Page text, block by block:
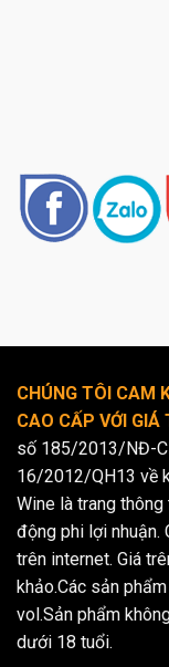
CHÚNG TÔI CAM
CAO CẤP VỚI
số 185/2013/NĐ-
16/2012/QH13 về
Wine là trang
động phi lợi nhuận.
trên internet. Giá
khảo.Các sản
vol.Sản phẩm
dưới 18 tuổi.